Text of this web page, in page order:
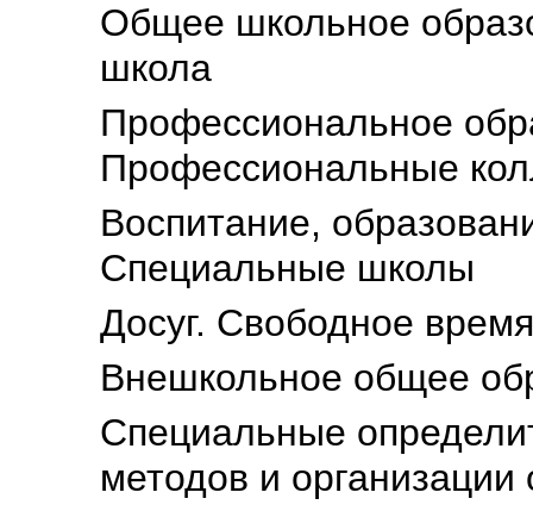
Общее школьное
школа
Профессиональное
Профессиональные
Воспитание,
Специальные школы
Досуг. Свободное
Внешкольное общее
Специальные
методов и организации